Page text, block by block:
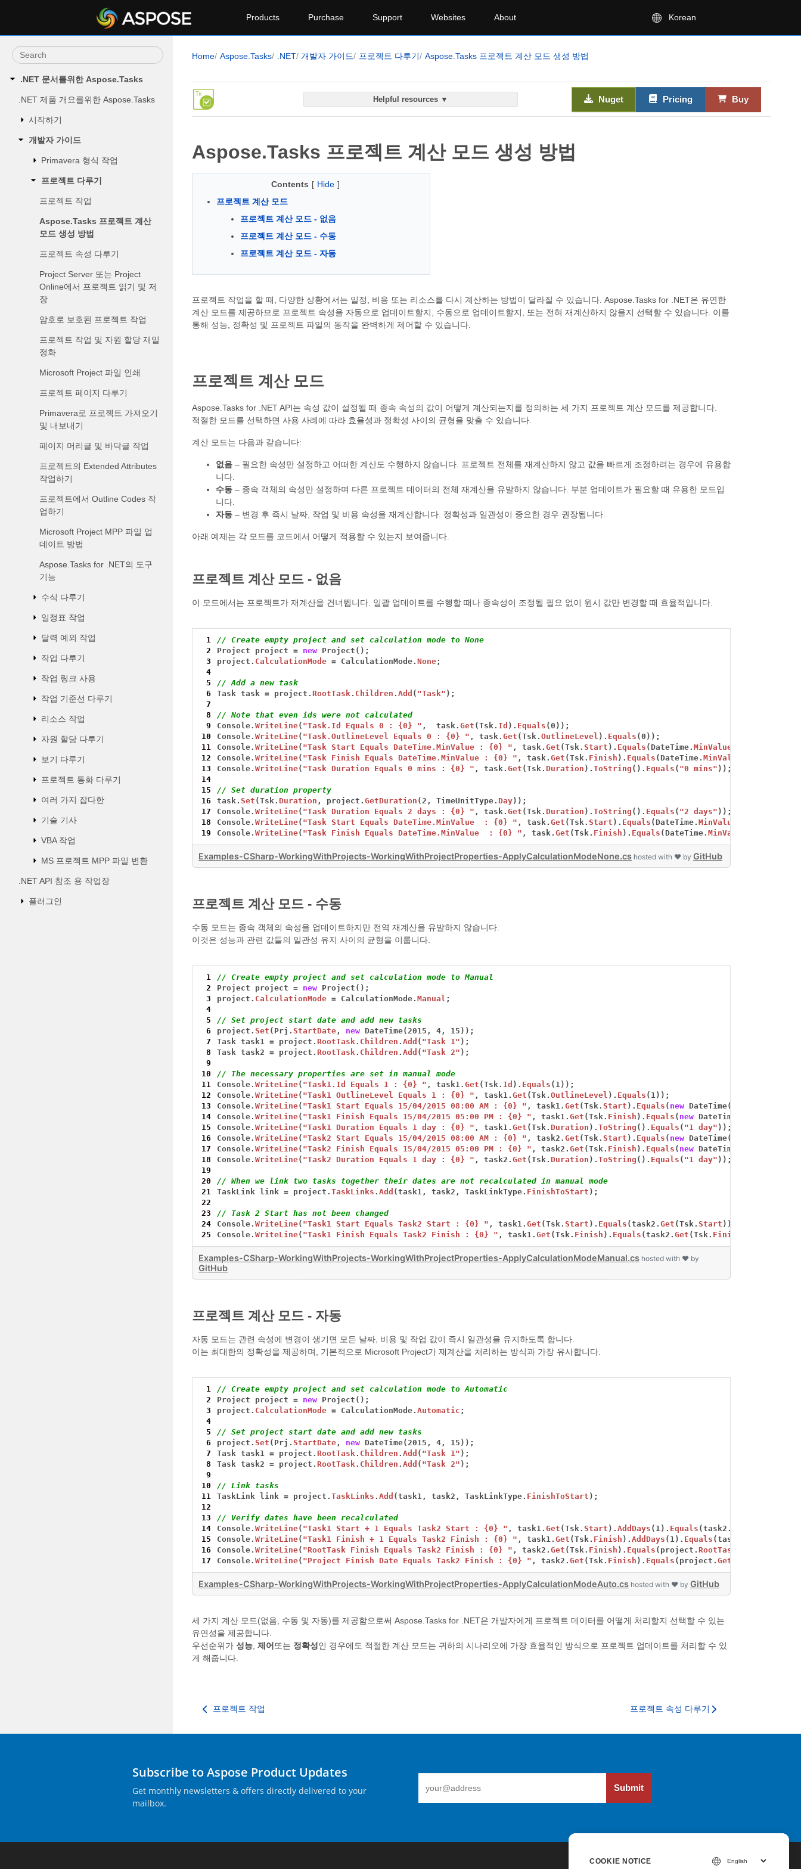
Products Purchase Support Websites About Korean
.NET 문서를위한 Aspose.Tasks
.NET 제품 개요를위한 Aspose.Tasks
시작하기
개발자 가이드
Primavera 형식 작업
프로젝트 다루기
프로젝트 작업
Aspose.Tasks 프로젝트 계산
모드 생성 방법
프로젝트 속성 다루기
Project Server 또는 Project
Online에서 프로젝트 읽기 및 저
장
암호로 보호된 프로젝트 작업
프로젝트 작업 및 자원 할당 재일
정화
Microsoft Project 파일 인쇄
프로젝트 페이지 다루기
Primavera로 프로젝트 가져오기
및 내보내기
페이지 머리글 및 바닥글 작업
프로젝트의 Extended Attributes
작업하기
프로젝트에서 Outline Codes 작
업하기
Microsoft Project MPP 파일 업
데이트 방법
Aspose.Tasks for .NET의 도구
기능
수식 다루기
일정표 작업
달력 예외 작업
작업 다루기
작업 링크 사용
작업 기준선 다루기
리소스 작업
자원 할당 다루기
보기 다루기
프로젝트 통화 다루기
여러 가지 잡다한
기술 기사
VBA 작업
MS 프로젝트 MPP 파일 변환
.NET API 참조 용 작업장
플러그인
Home Aspose.Tasks .NET 개발자 가이드 프로젝트 다루기 Aspose.Tasks 프로젝트 계산 모드 생성 방법
Helpful resources ▼ Nuget Pricing Buy
Aspose.Tasks 프로젝트 계산 모드 생성 방법
Contents [ Hide ]
프로젝트 계산 모드
프로젝트 계산 모드 - 없음
프로젝트 계산 모드 - 수동
프로젝트 계산 모드 - 자동
프로젝트 작업을 할 때, 다양한 상황에서는 일정, 비용 또는 리소스를 다시 계산하는 방법이 달라질 수 있습니다. Aspose.Tasks for .NET은 유연한
계산 모드를 제공하므로 프로젝트 속성을 자동으로 업데이트할지, 수동으로 업데이트할지, 또는 전혀 재계산하지 않을지 선택할 수 있습니다. 이를
통해 성능, 정확성 및 프로젝트 파일의 동작을 완벽하게 제어할 수 있습니다.
프로젝트 계산 모드
Aspose.Tasks for .NET API는 속성 값이 설정될 때 종속 속성의 값이 어떻게 계산되는지를 정의하는 세 가지 프로젝트 계산 모드를 제공합니다.
적절한 모드를 선택하면 사용 사례에 따라 효율성과 정확성 사이의 균형을 맞출 수 있습니다.
계산 모드는 다음과 같습니다:
없음 – 필요한 속성만 설정하고 어떠한 계산도 수행하지 않습니다. 프로젝트 전체를 재계산하지 않고 값을 빠르게 조정하려는 경우에 유용합
니다.
수동 – 종속 객체의 속성만 설정하며 다른 프로젝트 데이터의 전체 재계산을 유발하지 않습니다. 부분 업데이트가 필요할 때 유용한 모드입
니다.
자동 – 변경 후 즉시 날짜, 작업 및 비용 속성을 재계산합니다. 정확성과 일관성이 중요한 경우 권장됩니다.
아래 예제는 각 모드를 코드에서 어떻게 적용할 수 있는지 보여줍니다.
프로젝트 계산 모드 - 없음
이 모드에서는 프로젝트가 재계산을 건너뜁니다. 일괄 업데이트를 수행할 때나 종속성이 조정될 필요 없이 원시 값만 변경할 때 효율적입니다.
1
// Create empty project and set calculation mode to None
2
Project project = new Project();
3
project. CalculationMode = CalculationMode.None;
4
5
// Add a new task
6
Task task = project.RootTask. Children .Add ( "Task" );
7
8
// Note that even ids were not calculated
9
Console.WriteLine( "Task.Id Equals 0 : {0} " , task.Get (Tsk. Id ). Equals (0));
10
Console.WriteLine( "Task.OutlineLevel Equals 0 : {0} " , task.Get (Tsk.OutlineLevel ). Equals (0));
11
Console.WriteLine( "Task Start Equals DateTime.MinValue : {0} " , task.Get (Tsk.Start ). Equals (DateTime.MinValue
12
Console.WriteLine( "Task Finish Equals DateTime.MinValue : {0} " , task.Get (Tsk. Finish ). Equals (DateTime.MinValue
13
Console.WriteLine( "Task Duration Equals 0 mins : {0} " , task.Get (Tsk.Duration ).ToString (). Equals ( "0 mins" ));
14
15
// Set duration property
16
task.Set (Tsk.Duration , project.GetDuration (2, TimeUnitType.Day));
17
Console.WriteLine( "Task Duration Equals 2 days : {0} " , task.Get (Tsk.Duration ).ToString (). Equals ( "2 days" ));
18
Console.WriteLine( "Task Start Equals DateTime.MinValue  : {0} " , task.Get (Tsk.Start ). Equals (DateTime.MinValue
19
Console.WriteLine( "Task Finish Equals DateTime.MinValue  : {0} " , task.Get (Tsk. Finish ). Equals (DateTime.MinValue
Examples-CSharp-WorkingWithProjects-WorkingWithProjectProperties-ApplyCalculationModeNone.cs hosted with ❤ by GitHub
프로젝트 계산 모드 - 수동
수동 모드는 종속 객체의 속성을 업데이트하지만 전역 재계산을 유발하지 않습니다.
이것은 성능과 관련 값들의 일관성 유지 사이의 균형을 이룹니다.
1
// Create empty project and set calculation mode to Manual
2
Project project = new Project();
3
project. CalculationMode = CalculationMode.Manual ;
4
5
// Set project start date and add new tasks
6
project.Set (Prj.StartDate , new DateTime(2015, 4,
15));
7
Task task1 = project.RootTask. Children .Add ( "Task 1" );
8
Task task2 = project.RootTask. Children .Add ( "Task 2" );
9
10
// The necessary properties are set in manual mode
11
Console.WriteLine( "Task1.Id Equals 1 : {0} " , task1.Get (Tsk. Id ). Equals (1));
12
Console.WriteLine( "Task1 OutlineLevel Equals 1 : {0} " , task1.Get (Tsk.OutlineLevel ). Equals (1));
13
Console.WriteLine( "Task1 Start Equals 15/04/2015 08:00 AM : {0} " , task1.Get (Tsk.Start ). Equals ( new DateTime(2015,
14
Console.WriteLine( "Task1 Finish Equals 15/04/2015 05:00 PM : {0} " , task1.Get (Tsk. Finish ). Equals ( new DateTime(2015,
15
Console.WriteLine( "Task1 Duration Equals 1 day : {0} " , task1.Get (Tsk.Duration ).ToString (). Equals ( "1 day" ));
16
Console.WriteLine( "Task2 Start Equals 15/04/2015 08:00 AM : {0} " , task2.Get (Tsk.Start ). Equals ( new DateTime(2015,
17
Console.WriteLine( "Task2 Finish Equals 15/04/2015 05:00 PM : {0} " , task2.Get (Tsk. Finish ). Equals ( new DateTime(2015,
18
Console.WriteLine( "Task2 Duration Equals 1 day : {0} " , task2.Get (Tsk.Duration ).ToString (). Equals ( "1 day" ));
19
20
// When we link two tasks together their dates are not recalculated in manual mode
21
TaskLink link = project.TaskLinks .Add (task1, task2, TaskLinkType. FinishToStart );
22
23
// Task 2 Start has not been changed
24
Console.WriteLine( "Task1 Start Equals Task2 Start : {0} " , task1.Get (Tsk.Start ). Equals (task2.Get (Tsk.Start )));
25
Console.WriteLine( "Task1 Finish Equals Task2 Finish : {0} " , task1.Get (Tsk. Finish ). Equals (task2.Get (Tsk. Finish
Examples-CSharp-WorkingWithProjects-WorkingWithProjectProperties-ApplyCalculationModeManual.cs hosted with ❤ by
GitHub
프로젝트 계산 모드 - 자동
자동 모드는 관련 속성에 변경이 생기면 모든 날짜, 비용 및 작업 값이 즉시 일관성을 유지하도록 합니다.
이는 최대한의 정확성을 제공하며, 기본적으로 Microsoft Project가 재계산을 처리하는 방식과 가장 유사합니다.
1
// Create empty project and set calculation mode to Automatic
2
Project project = new Project();
3
project. CalculationMode = CalculationMode.Automatic ;
4
5
// Set project start date and add new tasks
6
project.Set (Prj.StartDate , new DateTime(2015, 4,
15));
7
Task task1 = project.RootTask. Children .Add ( "Task 1" );
8
Task task2 = project.RootTask. Children .Add ( "Task 2" );
9
10
// Link tasks
11
TaskLink link = project.TaskLinks .Add (task1, task2, TaskLinkType. FinishToStart );
12
13
// Verify dates have been recalculated
14
Console.WriteLine( "Task1 Start + 1 Equals Task2 Start : {0} " , task1.Get (Tsk.Start ).AddDays (1). Equals (task2.
15
Console.WriteLine( "Task1 Finish + 1 Equals Task2 Finish : {0} " , task1.Get (Tsk. Finish ).AddDays (1). Equals (task2.
16
Console.WriteLine( "RootTask Finish Equals Task2 Finish : {0} " , task2.Get (Tsk. Finish ). Equals (project.RootTask
17
Console.WriteLine( "Project Finish Date Equals Task2 Finish : {0} " , task2.Get (Tsk. Finish ). Equals (project.Get
Examples-CSharp-WorkingWithProjects-WorkingWithProjectProperties-ApplyCalculationModeAuto.cs hosted with ❤ by GitHub
세 가지 계산 모드(없음, 수동 및 자동)를 제공함으로써 Aspose.Tasks for .NET은 개발자에게 프로젝트 데이터를 어떻게 처리할지 선택할 수 있는
유연성을 제공합니다.
우선순위가 성능, 제어 또는 정확성인 경우에도 적절한 계산 모드는 귀하의 시나리오에 가장 효율적인 방식으로 프로젝트 업데이트를 처리할 수 있
게 해줍니다.
프로젝트 작업 프로젝트 속성 다루기
Subscribe to Aspose Product Updates
Get monthly newsletters & offers directly delivered to your
mailbox.
Submit
COOKIE NOTICE